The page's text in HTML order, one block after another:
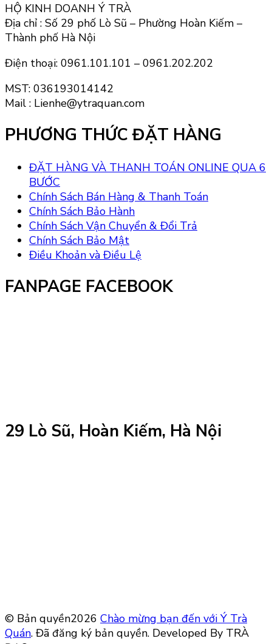
HỘ KINH DOANH Ý TRÀ
Địa chỉ : Số 29 phố Lò Sũ – Phường Hoàn Kiếm –
Thành phố Hà Nội
Điện thoại: 0961.101.101 – 0961.202.202
MST: 036193014142
Mail : Lienhe@ytraquan.com
PHƯƠNG THỨC ĐẶT HÀNG
ĐẶT HÀNG VÀ THANH TOÁN ONLINE QUA 6
BƯỚC
Chính Sách Bán Hàng & Thanh Toán
Chính Sách Bảo Hành
Chính Sách Vận Chuyển & Đổi Trả
Chính Sách Bảo Mật
Điều Khoản và Điều Lệ
FANPAGE FACEBOOK
29 Lò Sũ, Hoàn Kiếm, Hà Nội
© Bản quyền2026 Chào mừng bạn đến với Ý Trà
Quán. Đã đăng ký bản quyền. Developed By TRÀ